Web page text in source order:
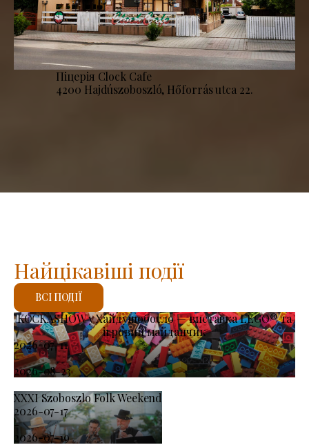
Піцерія Clock Cafe
4200 Hajdúszoboszló, Hőforrás utca 22.
KOCKASHOW у Хайдушобосло — виставка LEGO® та
ігровий майданчик
2026-07-11
-
2026-08-23
XXXI Szoboszlo Folk Weekend
2026-07-17
-
2026-07-19
Найцікавіші події
ВСІ ПОДІЇ